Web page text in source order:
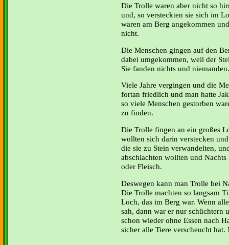
Die Trolle waren aber nicht so
und, so versteckten sie sich im
waren am Berg angekommen
nicht.
Die Menschen gingen auf den
dabei umgekommen, weil der
Sie fanden nichts und niemanden.
Viele Jahre vergingen und die
fortan friedlich und man hatte
so viele Menschen gestorben
zu finden.
Die Trolle fingen an ein großes
wollten sich darin verstecken
die sie zu Stein verwandelten,
abschlachten wollten und
oder Fleisch.
Deswegen kann man Trolle bei
Die Trolle machten so langsam
Loch, das im Berg war. Wenn
sah, dann war er nur schüchtern
schon wieder ohne Essen nach
sicher alle Tiere verscheucht